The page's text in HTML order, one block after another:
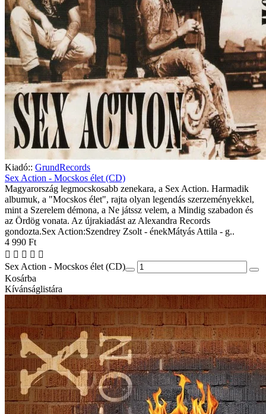
Kiadó:: GrundRecords
Sex Action - Mocskos élet (CD)
Magyarország legmocskosabb zenekara, a Sex Action. Harmadik
albumuk, a "Mocskos élet", rajta olyan legendás szerzeményekkel,
mint a Szerelem démona, a Ne játssz velem, a Mindig szabadon és
az Ördög vonata. Az újrakiadást az Alexandra Records
gondozta.Sex Action:Szendrey Zsolt - énekMátyás Attila - g..
4 990 Ft
Sex Action - Mocskos élet (CD)
Kosárba
Kívánságlistára